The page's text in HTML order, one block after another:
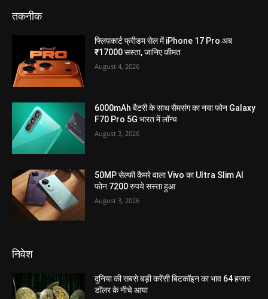
तकनीक
फ्लिपकार्ट फ्रीडम सेल में iPhone 17 Pro अब
₹17000 सस्ता, जानिए कीमत
August 4, 2026
6000mAh बैटरी के साथ सैमसंग का नया फोन Galaxy
F70 Pro 5G भारत में लॉन्च
August 3, 2026
50MP सेल्फी कैमरे वाला Vivo का Ultra Slim AI
फोन 7200 रुपये सस्ता हुआ
August 3, 2026
निवेश
दुनिया की सबसे बड़ी करेंसी बिटकॉइन का भाव 64 हजार
डॉलर के नीचे आया